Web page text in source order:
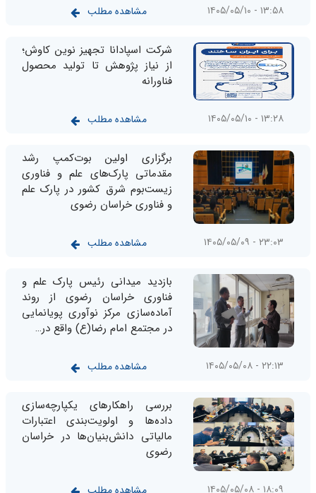
۱۳:۵۸ - ۱۴۰۵/۰۵/۱۰ مشاهده مطلب
شرکت اسپادانا تجهیز نوین کاوش؛
از نیاز پژوهش تا تولید محصول
فناورانه
۱۳:۲۸ - ۱۴۰۵/۰۵/۱۰ مشاهده مطلب
برگزاری اولین بوت‌کمپ رشد
مقدماتی پارک‌های علم و فناوری
زیست‌بوم شرق کشور در پارک علم
و فناوری خراسان رضوی
۲۳:۰۳ - ۱۴۰۵/۰۵/۰۹ مشاهده مطلب
بازدید میدانی رئیس پارک علم و
فناوری خراسان رضوی از روند
آماده‌سازی مرکز نوآوری پویانمایی
در مجتمع امام رضا(ع) واقع‌ در…
۲۲:۱۳ - ۱۴۰۵/۰۵/۰۸ مشاهده مطلب
بررسی راهکارهای یکپارچه‌سازی
داده‌ها و اولویت‌بندی اعتبارات
مالیاتی دانش‌بنیان‌ها در خراسان
رضوی
۱۸:۰۹ - ۱۴۰۵/۰۵/۰۸